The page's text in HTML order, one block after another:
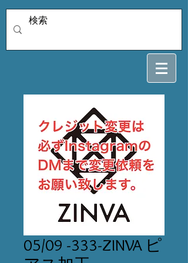
05/09 -333-ZINVA ピ